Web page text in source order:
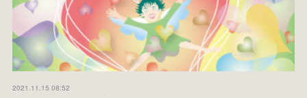
2021.11.15 08:52